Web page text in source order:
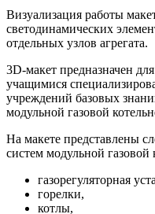
Визуализация работы
светодинамических
отдельных узлов агрегата.
3D-макет предназначен
учащимися
учреждений базовых
модульной газовой
На макете представлены
систем модульной газовой
газорегуляторная
горелки,
котлы,